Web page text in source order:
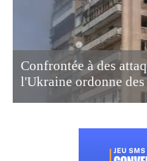
Confrontée à des
l'Ukraine ordonne